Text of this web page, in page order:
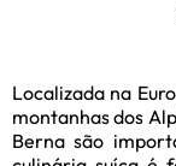
Localizada na
montanhas dos
Berna são